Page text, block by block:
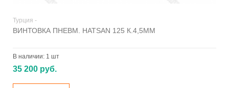
Турция -
ВИНТОВКА ПНЕВМ. HATSAN 125 К.4,5ММ
В наличии: 1 шт
35 200 руб.